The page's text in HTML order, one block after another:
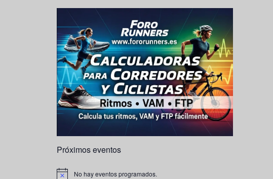
k
a
ps
e
C
h
a
n
n
el
Próximos eventos
No hay eventos programados.